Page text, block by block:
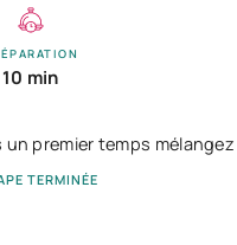
10 min
un premier temps
TERMINÉE